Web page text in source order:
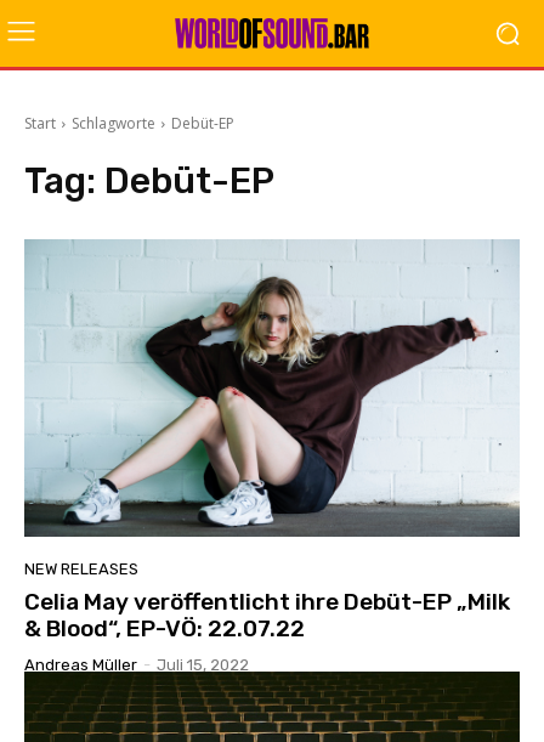
Start Schlagworte Debüt-EP
Tag: Debüt-EP
NEW RELEASES
Celia May veröffentlicht ihre Debüt-EP „Milk
& Blood“, EP-VÖ: 22.07.22
Andreas Müller - Juli 15, 2022